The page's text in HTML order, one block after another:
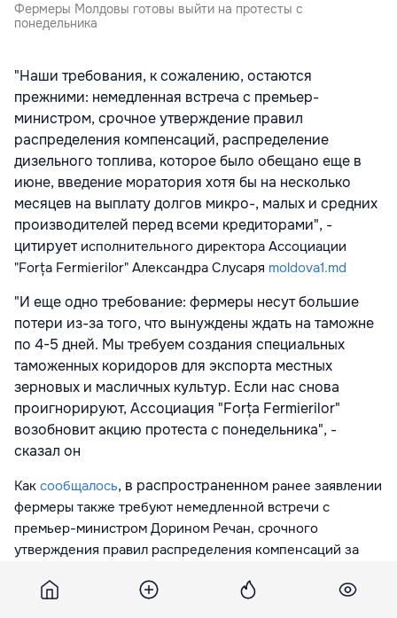
Фермеры Молдовы готовы выйти на протесты с
понедельника
"Наши требования, к сожалению, остаются
прежними: немедленная встреча с премьер-
министром, срочное утверждение правил
распределения компенсаций, распределение
дизельного топлива, которое было обещано еще в
июне, введение моратория хотя бы на несколько
месяцев на выплату долгов микро-, малых и средних
производителей перед всеми кредиторами", -
цитирует исполнительного директора Ассоциации
"Forța Fermierilor" Александра Слусаря moldova1.md
"И еще одно требование: фермеры несут большие
потери из-за того, что вынуждены ждать на таможне
по 4-5 дней. Мы требуем создания специальных
таможенных коридоров для экспорта местных
зерновых и масличных культур. Если нас снова
проигнорируют, Ассоциация "Forța Fermierilor"
возобновит акцию протеста с понедельника", -
сказал он
Как сообщалось, в распространенном ранее заявлении
фермеры также требуют немедленной встречи с
премьер-министром Дорином Речан, срочного
утверждения правил распределения компенсаций за
дизельного топлива. Власти пока никак не